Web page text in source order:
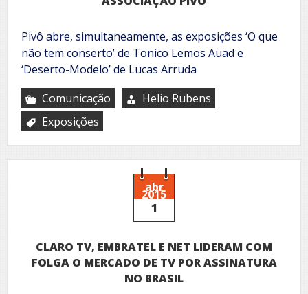
Pivô abre, simultaneamente, as exposições ‘O que
não tem conserto’ de Tonico Lemos Auad e
‘Deserto-Modelo’ de Lucas Arruda
Comunicação
Helio Rubens
Exposições
abr
2015
1
CLARO TV, EMBRATEL E NET LIDERAM COM
FOLGA O MERCADO DE TV POR ASSINATURA
NO BRASIL